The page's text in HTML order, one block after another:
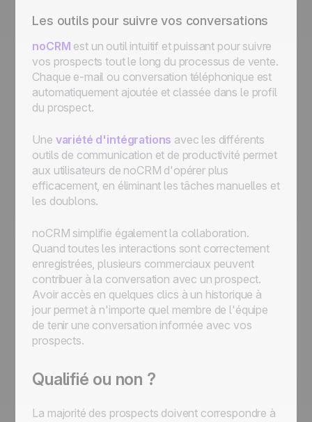
Les outils pour suivre vos conversations
noCRM est un outil intuitif et puissant pour suivre
vos prospects tout le long du processus de vente.
Chaque e-mail ou conversation téléphonique est
automatiquement ajoutée et classée dans le profil
du prospect.
Une variété d'intégrations avec les différents
outils de communication et de productivité permet
aux utilisateurs de noCRM d'opérer plus
efficacement, en éliminant les tâches manuelles et
les doublons.
noCRM simplifie également la collaboration.
Quand toutes les interactions sont correctement
enregistrées, plusieurs commerciaux peuvent
contribuer à la conversation avec un prospect.
Avoir accès en quelques clics à un historique à
jour permet à n'importe quel membre de l'équipe
de tenir une conversation informée avec vos
prospects.
Qualifié ou non ?
La majorité des prospects doivent correspondre à